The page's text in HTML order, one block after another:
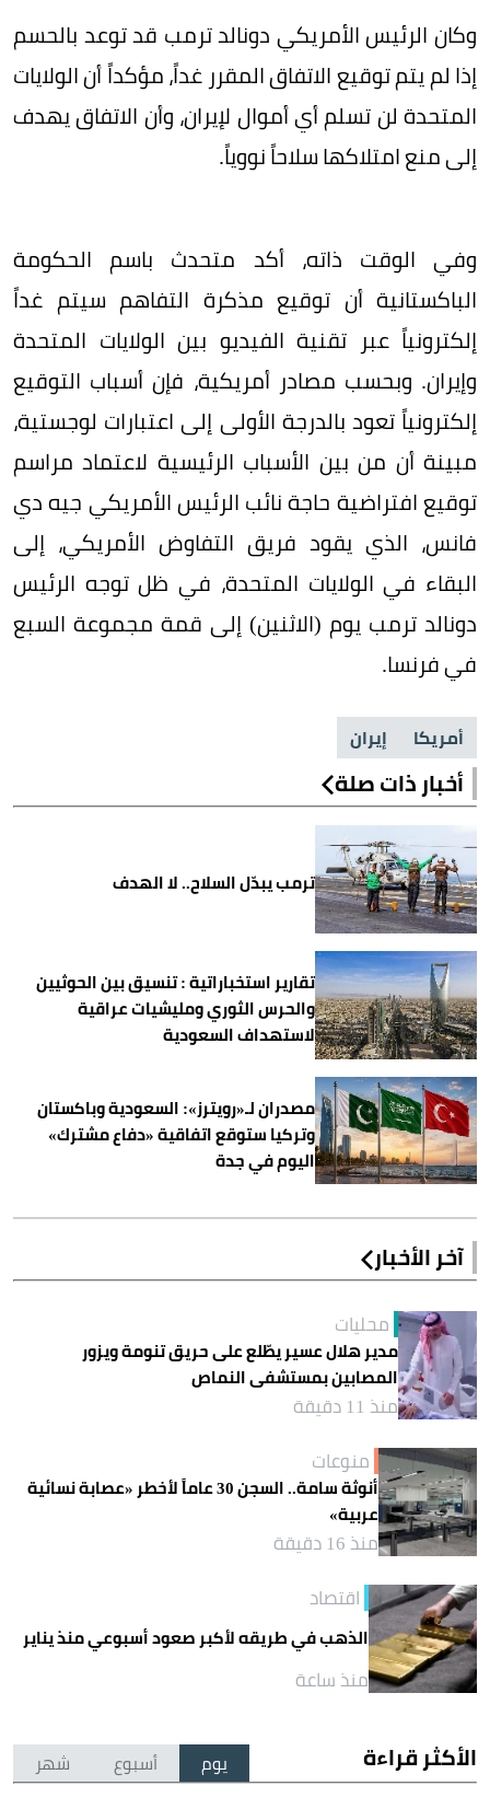
وكان الرئيس الأمريكي دونالد ترمب قد توعد بالحسم
إذا لم يتم توقيع الاتفاق المقرر غداً، مؤكداً أن الولايات
المتحدة لن تسلم أي أموال لإيران، وأن الاتفاق يهدف
إلى منع امتلاكها سلاحاً نووياً.
وفي الوقت ذاته، أكد متحدث باسم الحكومة
الباكستانية أن توقيع مذكرة التفاهم سيتم غداً
إلكترونياً عبر تقنية الفيديو بين الولايات المتحدة
وإيران. وبحسب مصادر أمريكية، فإن أسباب التوقيع
إلكترونياً تعود بالدرجة الأولى إلى اعتبارات لوجستية،
مبينة أن من بين الأسباب الرئيسية لاعتماد مراسم
توقيع افتراضية حاجة نائب الرئيس الأمريكي جيه دي
فانس، الذي يقود فريق التفاوض الأمريكي، إلى
البقاء في الولايات المتحدة، في ظل توجه الرئيس
دونالد ترمب يوم (الاثنين) إلى قمة مجموعة السبع
في فرنسا.
أمريكا إيران
أخبار ذات صلة
ترمب يبدّل السلاح.. لا الهدف
تقارير استخباراتية : تنسيق بين الحوثيين
والحرس الثوري ومليشيات عراقية
لاستهداف السعودية
مصدران لـ«رويترز»: السعودية وباكستان
وتركيا ستوقع اتفاقية «دفاع مشترك»
اليوم في جدة
آخر الأخبار
محليات
مدير هلال عسير يطّلع على حريق تنومة ويزور
المصابين بمستشفى النماص
منذ 11 دقيقة
منوعات
أنوثة سامة.. السجن 30 عاماً لأخطر «عصابة نسائية
عربية»
منذ 16 دقيقة
اقتصاد
الذهب في طريقه لأكبر صعود أسبوعي منذ يناير
منذ ساعة
الأكثر قراءة يوم أسبوع شهر